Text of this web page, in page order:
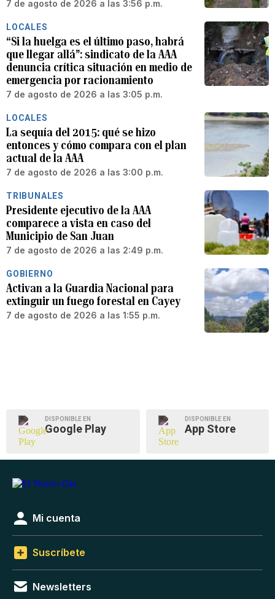
7 de agosto de 2026 a las 3:56 p.m.
LOCALES
“Si la huelga es el último paso, habrá
que llegar allá”: sindicato de la AAA
denuncia crítica situación en medio de
emergencia por racionamiento
7 de agosto de 2026 a las 3:05 p.m.
LOCALES
La sequía del 2015: qué se hizo
entonces y cómo compara con el plan
actual de la AAA
7 de agosto de 2026 a las 3:00 p.m.
TRIBUNALES
Presidente ejecutivo de la AAA
comparece a vista en caso del
Municipio de San Juan
7 de agosto de 2026 a las 2:49 p.m.
GOBIERNO
Activan a la Guardia Nacional para
extinguir un fuego forestal en Cayey
7 de agosto de 2026 a las 1:55 p.m.
DISPONIBLE EN
Google Play
DISPONIBLE EN
App Store
Mi cuenta
Suscríbete
Newsletters